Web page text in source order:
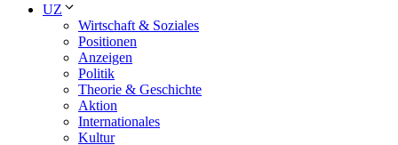
UZ
Wirtschaft & Soziales
Positionen
Anzeigen
Politik
Theorie & Geschichte
Aktion
Internationales
Kultur